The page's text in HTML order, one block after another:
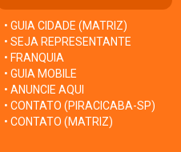
• GUIA CIDADE (MATRIZ)
• SEJA REPRESENTANTE
• FRANQUIA
• GUIA MOBILE
• ANUNCIE AQUI
• CONTATO (PIRACICABA-SP)
• CONTATO (MATRIZ)